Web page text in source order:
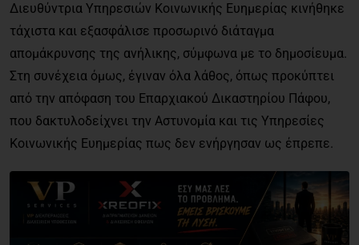
Διευθύντρια Υπηρεσιών Κοινωνικής Ευημερίας κινήθηκε
τάχιστα και εξασφάλισε προσωρινό διάταγμα
απομάκρυνσης της ανήλικης, σύμφωνα με το δημοσίευμα.
Στη συνέχεια όμως, έγιναν όλα λάθος, όπως προκύπτει
από την απόφαση του Επαρχιακού Δικαστηρίου Πάφου,
που δακτυλοδείχνει την Αστυνομία και τις Υπηρεσίες
Κοινωνικής Ευημερίας πως δεν ενήργησαν ως έπρεπε.